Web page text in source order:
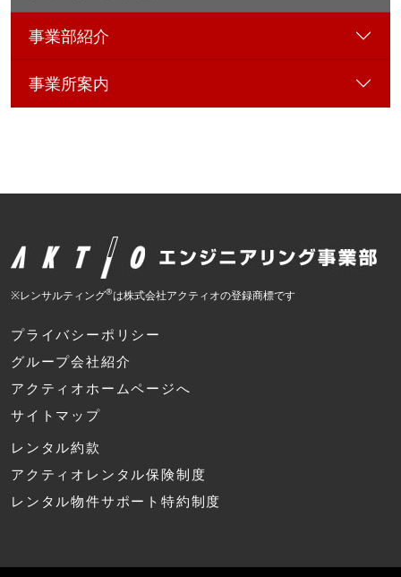
事業部紹介
事業所案内
※レンサルティング®は株式会社アクティオの登録商標です
プライバシーポリシー
グループ会社紹介
アクティオホームページへ
サイトマップ
レンタル約款
アクティオレンタル保険制度
レンタル物件サポート特約制度